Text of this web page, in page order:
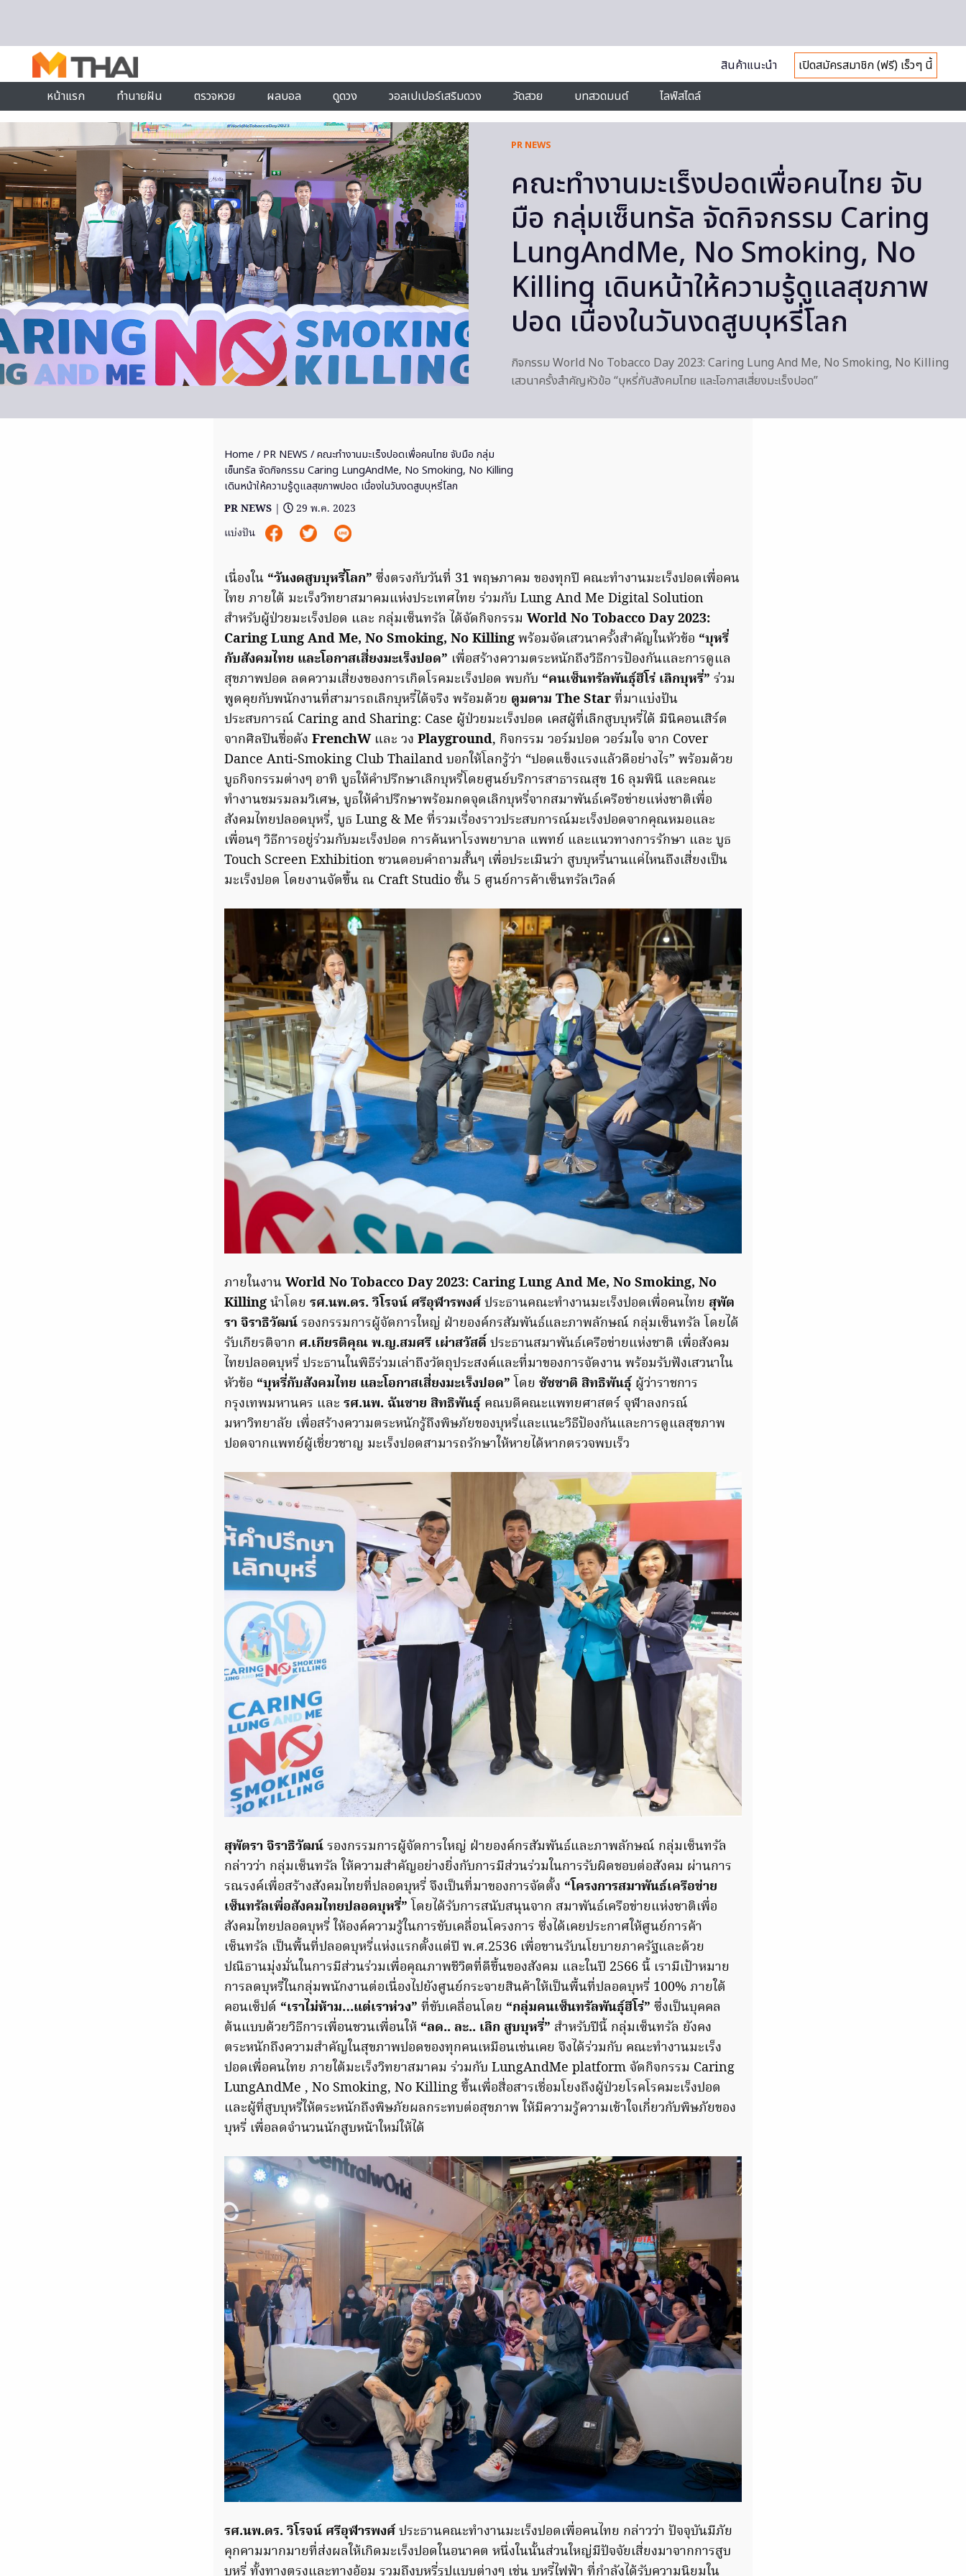
สินค้าแนะนำ
เปิดสมัครสมาชิก (ฟรี) เร็วๆ นี้
หน้าแรก
ทำนายฝัน ตรวจหวย ผลบอล ดูดวง วอลเปเปอร์เสริมดวง วัดสวย บทสวดมนต์ ไลฟ์สไตล์
PR NEWS
คณะทำงานมะเร็งปอดเพื่อคนไทย จับ
มือ กลุ่มเซ็นทรัล จัดกิจกรรม Caring
LungAndMe, No Smoking, No
Killing เดินหน้าให้ความรู้ดูแลสุขภาพ
ปอด เนื่องในวันงดสูบบุหรี่โลก
กิจกรรม World No Tobacco Day 2023: Caring Lung And Me, No Smoking, No Killing
เสวนาครั้งสำคัญหัวข้อ “บุหรี่กับสังคมไทย และโอกาสเสี่ยงมะเร็งปอด”
Home / PR NEWS / คณะทำงานมะเร็งปอดเพื่อคนไทย จับมือ กลุ่ม
เซ็นทรัล จัดกิจกรรม Caring LungAndMe, No Smoking, No Killing
เดินหน้าให้ความรู้ดูแลสุขภาพปอด เนื่องในวันงดสูบบุหรี่โลก
PR NEWS |
29 พ.ค. 2023
แบ่งปัน
เนื่องใน “วันงดสูบบุหรี่โลก” ซึ่งตรงกับวันที่ 31 พฤษภาคม ของทุกปี คณะทำงานมะเร็งปอดเพื่อคน
ไทย ภายใต้ มะเร็งวิทยาสมาคมแห่งประเทศไทย ร่วมกับ Lung And Me Digital Solution
สำหรับผู้ป่วยมะเร็งปอด และ กลุ่มเซ็นทรัล ได้จัดกิจกรรม World No Tobacco Day 2023:
Caring Lung And Me, No Smoking, No Killingพร้อมจัดเสวนาครั้งสำคัญในหัวข้อ “บุหรี่
กับสังคมไทย และโอกาสเสี่ยงมะเร็งปอด” เพื่อสร้างความตระหนักถึงวิธีการป้องกันและการดูแล
สุขภาพปอด ลดความเสี่ยงของการเกิดโรคมะเร็งปอด พบกับ “คนเซ็นทรัลพันธุ์ฮีโร่ เลิกบุหรี่” ร่วม
พูดคุยกับพนักงานที่สามารถเลิกบุหรี่ได้จริง พร้อมด้วย ตูมตาม The Starที่มาแบ่งปัน
ประสบการณ์ Caring and Sharing: Case ผู้ป่วยมะเร็งปอด เคสผู้ที่เลิกสูบบุหรี่ได้ มินิคอนเสิร์ต
จากศิลปินชื่อดัง FrenchW และ วง Playground, กิจกรรม วอร์มปอด วอร์มใจ จาก Cover
Dance Anti-Smoking Club Thailand บอกให้โลกรู้ว่า “ปอดแข็งแรงแล้วดีอย่างไร” พร้อมด้วย
บูธกิจกรรมต่างๆ อาทิ บูธให้คำปรึกษาเลิกบุหรี่โดยศูนย์บริการสาธารณสุข 16 ลุมพินี และคณะ
ทำงานชมรมลมวิเศษ, บูธให้คำปรึกษาพร้อมกดจุดเลิกบุหรี่จากสมาพันธ์เครือข่ายแห่งชาติเพื่อ
สังคมไทยปลอดบุหรี่, บูธ Lung & Me ที่รวมเรื่องราวประสบการณ์มะเร็งปอดจากคุณหมอและ
เพื่อนๆ วิธีการอยู่ร่วมกับมะเร็งปอด การค้นหาโรงพยาบาล แพทย์ และแนวทางการรักษา และ บูธ
Touch Screen Exhibition ชวนตอบคำถามสั้นๆ เพื่อประเมินว่า สูบบุหรี่นานแค่ไหนถึงเสี่ยงเป็น
มะเร็งปอด โดยงานจัดขึ้น ณ Craft Studio ชั้น 5 ศูนย์การค้าเซ็นทรัลเวิลด์
ภายในงานWorld No Tobacco Day 2023: Caring Lung And Me, No Smoking, No
Killingนำโดย รศ.นพ.ดร. วิโรจน์ ศรีอุฬารพงศ์ประธานคณะทำงานมะเร็งปอดเพื่อคนไทย สุพัต
รา จิราธิวัฒน์รองกรรมการผู้จัดการใหญ่ ฝ่ายองค์กรสัมพันธ์และภาพลักษณ์ กลุ่มเซ็นทรัล โดยได้
รับเกียรติจาก ศ.เกียรติคุณ พ.ญ.สมศรี เผ่าสวัสดิ์ ประธานสมาพันธ์เครือข่ายแห่งชาติ เพื่อสังคม
ไทยปลอดบุหรี่ ประธานในพิธีร่วมเล่าถึงวัตถุประสงค์และที่มาของการจัดงาน พร้อมรับฟังเสวนาใน
หัวข้อ “บุหรี่กับสังคมไทย และโอกาสเสี่ยงมะเร็งปอด” โดย ชัชชาติ สิทธิพันธุ์ ผู้ว่าราชการ
กรุงเทพมหานคร และ รศ.นพ. ฉันชาย สิทธิพันธุ์ คณบดีคณะแพทยศาสตร์ จุฬาลงกรณ์
มหาวิทยาลัย เพื่อสร้างความตระหนักรู้ถึงพิษภัยของบุหรี่และแนะวิธีป้องกันและการดูแลสุขภาพ
ปอดจากแพทย์ผู้เชี่ยวชาญ มะเร็งปอดสามารถรักษาให้หายได้หากตรวจพบเร็ว
สุพัตรา จิราธิวัฒน์รองกรรมการผู้จัดการใหญ่ ฝ่ายองค์กรสัมพันธ์และภาพลักษณ์ กลุ่มเซ็นทรัล
กล่าวว่า กลุ่มเซ็นทรัล ให้ความสำคัญอย่างยิ่งกับการมีส่วนร่วมในการรับผิดชอบต่อสังคม ผ่านการ
รณรงค์เพื่อสร้างสังคมไทยที่ปลอดบุหรี่ จึงเป็นที่มาของการจัดตั้ง “โครงการสมาพันธ์เครือข่าย
เซ็นทรัลเพื่อสังคมไทยปลอดบุหรี่” โดยได้รับการสนับสนุนจาก สมาพันธ์เครือข่ายแห่งชาติเพื่อ
สังคมไทยปลอดบุหรี่ ให้องค์ความรู้ในการขับเคลื่อนโครงการ ซึ่งได้เคยประกาศให้ศูนย์การค้า
เซ็นทรัล เป็นพื้นที่ปลอดบุหรี่แห่งแรกตั้งแต่ปี พ.ศ.2536 เพื่อขานรับนโยบายภาครัฐและด้วย
ปณิธานมุ่งมั่นในการมีส่วนร่วมเพื่อคุณภาพชีวิตที่ดีขึ้นของสังคม และในปี 2566 นี้ เรามีเป้าหมาย
การลดบุหรี่ในกลุ่มพนักงานต่อเนื่องไปยังศูนย์กระจายสินค้าให้เป็นพื้นที่ปลอดบุหรี่ 100% ภายใต้
คอนเซ็ปต์ “เราไม่ห้าม…แต่เราห่วง” ที่ขับเคลื่อนโดย “กลุ่มคนเซ็นทรัลพันธุ์ฮีโร่” ซึ่งเป็นบุคคล
ต้นแบบด้วยวิธีการเพื่อนชวนเพื่อนให้ “ลด.. ละ.. เลิก สูบบุหรี่” สำหรับปีนี้ กลุ่มเซ็นทรัล ยังคง
ตระหนักถึงความสำคัญในสุขภาพปอดของทุกคนเหมือนเช่นเคย จึงได้ร่วมกับ คณะทำงานมะเร็ง
ปอดเพื่อคนไทย ภายใต้มะเร็งวิทยาสมาคม ร่วมกับ LungAndMe platform จัดกิจกรรม Caring
LungAndMe , No Smoking, No Killing ขึ้นเพื่อสื่อสารเชื่อมโยงถึงผู้ป่วยโรคโรคมะเร็งปอด
และผู้ที่สูบบุหรี่ให้ตระหนักถึงพิษภัยผลกระทบต่อสุขภาพ ให้มีความรู้ความเข้าใจเกี่ยวกับพิษภัยของ
บุหรี่ เพื่อลดจำนวนนักสูบหน้าใหม่ให้ได้
รศ.นพ.ดร. วิโรจน์ ศรีอุฬารพงศ์ประธานคณะทำงานมะเร็งปอดเพื่อคนไทย กล่าวว่า ปัจจุบันมีภัย
คุกคามมากมายที่ส่งผลให้เกิดมะเร็งปอดในอนาคต หนึ่งในนั้นส่วนใหญ่มีปัจจัยเสี่ยงมาจากการสูบ